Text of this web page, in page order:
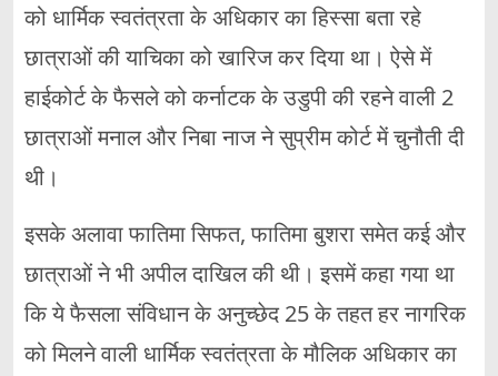
को धार्मिक स्वतंत्रता के अधिकार का हिस्सा बता रहे
छात्राओं की याचिका को खारिज कर दिया था। ऐसे में
हाईकोर्ट के फैसले को कर्नाटक के उडुपी की रहने वाली 2
छात्राओं मनाल और निबा नाज ने सुप्रीम कोर्ट में चुनौती दी
थी।
इसके अलावा फातिमा सिफत, फातिमा बुशरा समेत कई और
छात्राओं ने भी अपील दाखिल की थी। इसमें कहा गया था
कि ये फैसला संविधान के अनुच्छेद 25 के तहत हर नागरिक
को मिलने वाली धार्मिक स्वतंत्रता के मौलिक अधिकार का